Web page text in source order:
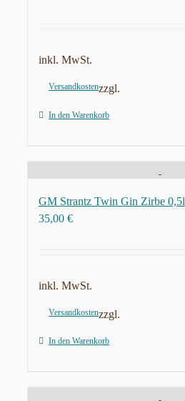
inkl. MwSt.
zzgl.
Versandkosten
In den Warenkorb
GM Strantz Twin Gin Zirbe 0,5l
35,00 €
inkl. MwSt.
zzgl.
Versandkosten
In den Warenkorb